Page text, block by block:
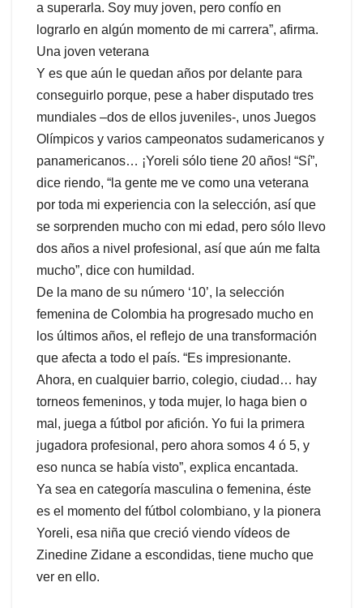
a superarla. Soy muy joven, pero confío en
lograrlo en algún momento de mi carrera”, afirma.
Una joven veterana
Y es que aún le quedan años por delante para
conseguirlo porque, pese a haber disputado tres
mundiales –dos de ellos juveniles-, unos Juegos
Olímpicos y varios campeonatos sudamericanos y
panamericanos… ¡Yoreli sólo tiene 20 años! “Sí”,
dice riendo, “la gente me ve como una veterana
por toda mi experiencia con la selección, así que
se sorprenden mucho con mi edad, pero sólo llevo
dos años a nivel profesional, así que aún me falta
mucho”, dice con humildad.
De la mano de su número ‘10’, la selección
femenina de Colombia ha progresado mucho en
los últimos años, el reflejo de una transformación
que afecta a todo el país. “Es impresionante.
Ahora, en cualquier barrio, colegio, ciudad… hay
torneos femeninos, y toda mujer, lo haga bien o
mal, juega a fútbol por afición. Yo fui la primera
jugadora profesional, pero ahora somos 4 ó 5, y
eso nunca se había visto”, explica encantada.
Ya sea en categoría masculina o femenina, éste
es el momento del fútbol colombiano, y la pionera
Yoreli, esa niña que creció viendo vídeos de
Zinedine Zidane a escondidas, tiene mucho que
ver en ello.